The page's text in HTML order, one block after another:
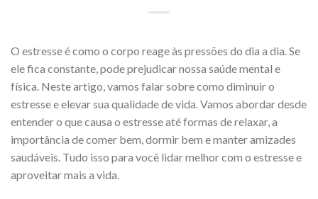
O estresse é como o corpo reage às pressões do dia a dia. Se
ele fica constante, pode prejudicar nossa saúde mental e
física. Neste artigo, vamos falar sobre como diminuir o
estresse e elevar sua qualidade de vida. Vamos abordar desde
entender o que causa o estresse até formas de relaxar, a
importância de comer bem, dormir bem e manter amizades
saudáveis. Tudo isso para você lidar melhor com o estresse e
aproveitar mais a vida.